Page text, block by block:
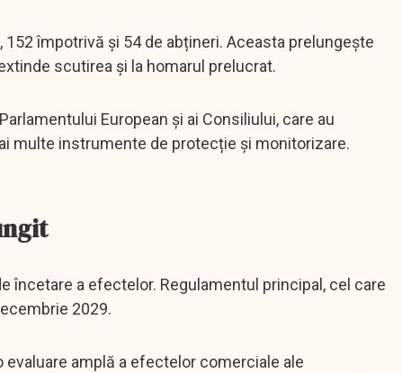
împotrivă și 54 de abțineri. Aceasta prelungește
scutirea și la homarul prelucrat.
European și ai Consiliului, care au
multe instrumente de protecție și monitorizare.
a efectelor. Regulamentul principal, cel care
2029.
evaluare amplă a efectelor comerciale ale